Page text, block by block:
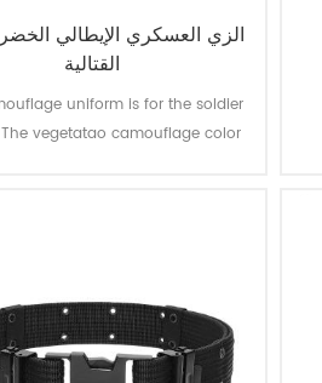
الزي العسكري الإيطالي الخضر
القتالية
uniform is for the soldier
vegetatao camouflage color